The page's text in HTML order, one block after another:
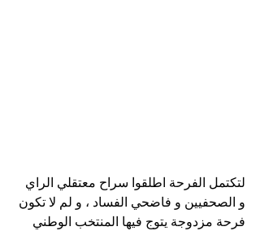
لتكتمل الفرحة اطلقوا سراح معتقلي الراي
و الصحفيين و فاضحي الفساد ، و لم لا تكون
فرحة مزدوجة يتوج فيها المنتخب الوطني